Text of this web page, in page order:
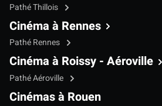
Pathé Thillois
Cinéma à Rennes
Pathé Rennes
Cinéma à Roissy - Aéroville
Pathé Aéroville
Cinémas à Rouen